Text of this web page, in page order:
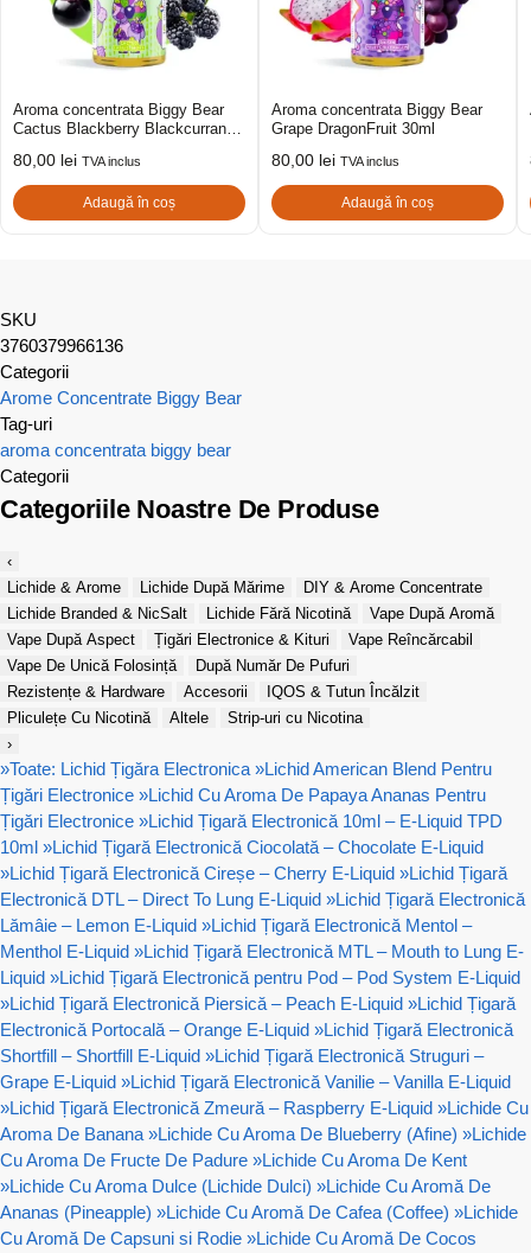
Aroma concentrata Biggy Bear
Cactus Blackberry Blackcurrant
80,00 lei TVA inclus
Adaugă în coș
Aroma concentrata Biggy Bear
Grape DragonFruit 30ml
80,00 lei TVA inclus
Adaugă în coș
SKU
3760379966136
Categorii
Arome Concentrate Biggy Bear
Tag-uri
aroma concentrata biggy bear
Categorii
Categoriile Noastre De Produse
‹
Lichide & Arome
Lichide După Mărime
DIY & Arome Concentrate
Lichide Branded & NicSalt
Lichide Fără Nicotină
Vape După Aromă
Vape După Aspect
Țigări Electronice & Kituri
Vape Reîncărcabil
Vape De Unică Folosință
După Număr De Pufuri
Rezistențe & Hardware
Accesorii
IQOS & Tutun Încălzit
Pliculețe Cu Nicotină
Altele
Strip-uri cu Nicotina
›
»Toate: Lichid Țigăra Electronica »Lichid American Blend Pentru
Țigări Electronice »Lichid Cu Aroma De Papaya Ananas Pentru
Țigări Electronice »Lichid Țigară Electronică 10ml – E-Liquid TPD
10ml »Lichid Țigară Electronică Ciocolată – Chocolate E-Liquid
»Lichid Țigară Electronică Cireșe – Cherry E-Liquid »Lichid Țigară
Electronică DTL – Direct To Lung E-Liquid »Lichid Țigară Electronică
Lămâie – Lemon E-Liquid »Lichid Țigară Electronică Mentol –
Menthol E-Liquid »Lichid Țigară Electronică MTL – Mouth to Lung E-
Liquid »Lichid Țigară Electronică pentru Pod – Pod System E-Liquid
»Lichid Țigară Electronică Piersică – Peach E-Liquid »Lichid Țigară
Electronică Portocală – Orange E-Liquid »Lichid Țigară Electronică
Shortfill – Shortfill E-Liquid »Lichid Țigară Electronică Struguri –
Grape E-Liquid »Lichid Țigară Electronică Vanilie – Vanilla E-Liquid
»Lichid Țigară Electronică Zmeură – Raspberry E-Liquid »Lichide Cu
Aroma De Banana »Lichide Cu Aroma De Blueberry (Afine) »Lichide
Cu Aroma De Fructe De Padure »Lichide Cu Aroma De Kent
»Lichide Cu Aroma Dulce (Lichide Dulci) »Lichide Cu Aromă De
Ananas (Pineapple) »Lichide Cu Aromă De Cafea (Coffee) »Lichide
Cu Aromă De Capsuni si Rodie »Lichide Cu Aromă De Cocos